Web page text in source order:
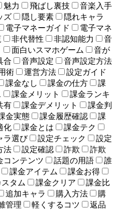
魅力 飛ばし裏技
音楽入手
ズ 隠し要素
隠れキャラ
電子マネーガイド
電子マネ
非代替性 非認知能力
音
面白いスマホゲーム
音が
合 音声設定
音声設定方法
術 運営方法
設定ガイド
課金なし 課金の仕方
課
課金メリット
課金ランキ
有 課金デメリット
課金判
金実態 課金履歴確認
課
化 課金とは
課金テク
ラ選び 設定チェック
設定
法 設定確認 詐欺
詐欺
コンテンツ 話題の用語
誰
課金アイテム
課金お得
タム 課金クリア
課金比
追加キャラ 購入方法
購
管理 軽くするコツ
返品